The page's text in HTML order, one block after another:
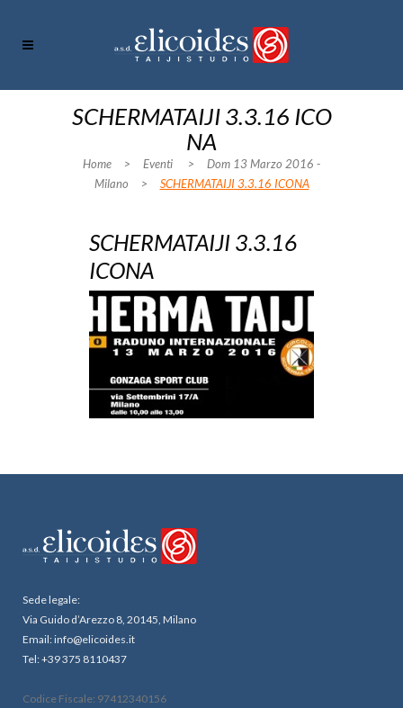
SCHERMATAIJI 3.3.16 ICO
NA
Home > Eventi >
Dom 13 Marzo 2016 -
Milano
> SCHERMATAIJI 3.3.16 ICONA
SCHERMATAIJI 3.3.16
ICONA
Sede legale:
Via Guido d’Arezzo 8, 20145, Milano
Email: info@elicoides.it
Tel: +39 375 8110437
Codice Fiscale: 97412340156